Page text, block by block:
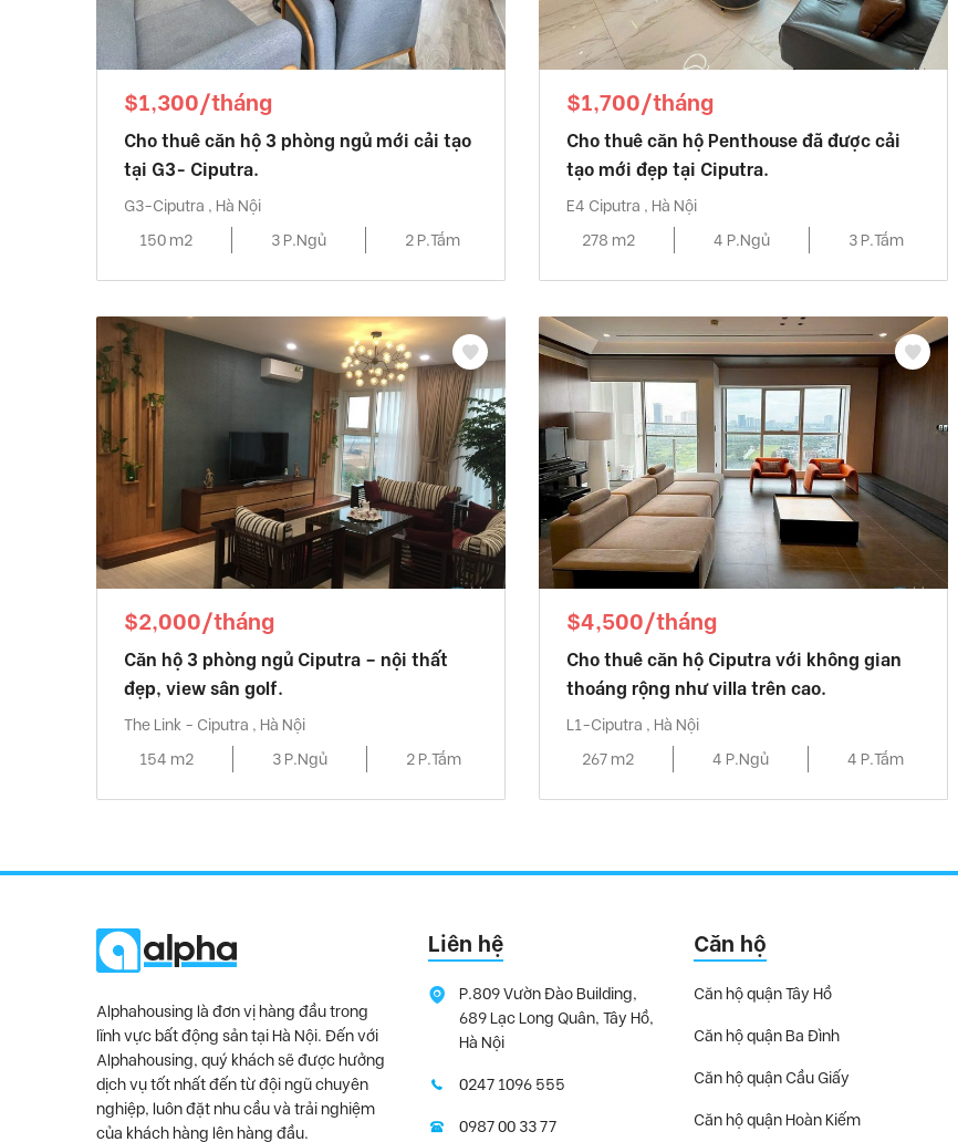
$1,300/tháng
Cho thuê căn hộ 3 phòng ngủ mới cải tạo
tại G3- Ciputra.
G3-Ciputra , Hà Nội
150 m2
3 P.Ngủ 2 P.Tắm
$1,700/tháng
Cho thuê căn hộ Penthouse đã được cải
tạo mới đẹp tại Ciputra.
E4 Ciputra , Hà Nội
278 m2
4 P.Ngủ 3 P.Tắm
$2,000/tháng
Căn hộ 3 phòng ngủ Ciputra – nội thất
đẹp, view sân golf.
The Link - Ciputra , Hà Nội
154 m2
3 P.Ngủ 2 P.Tắm
$4,500/tháng
Cho thuê căn hộ Ciputra với không gian
thoáng rộng như villa trên cao.
L1-Ciputra , Hà Nội
267 m2
4 P.Ngủ 4 P.Tắm
Alphahousing là đơn vị hàng đầu trong
lĩnh vực bất động sản tại Hà Nội. Đến với
Alphahousing, quý khách sẽ được hưởng
dịch vụ tốt nhất đến từ đội ngũ chuyên
nghiệp, luôn đặt nhu cầu và trải nghiệm
của khách hàng lên hàng đầu.
Liên hệ
P.809 Vườn Đào Building,
689 Lạc Long Quân, Tây Hồ,
Hà Nội
0247 1096 555
0987 00 33 77
Căn hộ
Căn hộ quận Tây Hồ
Căn hộ quận Ba Đình
Căn hộ quận Cầu Giấy
Căn hộ quận Hoàn Kiếm